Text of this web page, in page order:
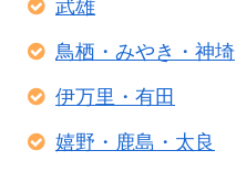
武雄
鳥栖・みやき・神埼
伊万里・有田
嬉野・鹿島・太良